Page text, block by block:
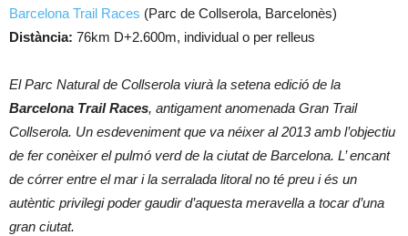
Barcelona Trail Races (Parc de Collserola, Barcelonès)
Distància: 76km D+2.600m, individual o per relleus
El Parc Natural de Collserola viurà la setena edició de la
Barcelona Trail Races, antigament anomenada Gran Trail
Collserola. Un esdeveniment que va néixer al 2013 amb l’objectiu
de fer conèixer el pulmó verd de la ciutat de Barcelona. L’ encant
de córrer entre el mar i la serralada litoral no té preu i és un
autèntic privilegi poder gaudir d’aquesta meravella a tocar d’una
gran ciutat.